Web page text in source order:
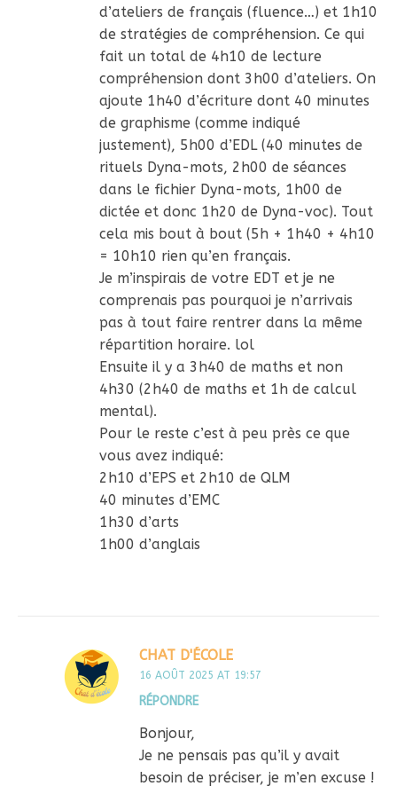
d’ateliers de français (fluence…) et 1h10
de stratégies de compréhension. Ce qui
fait un total de 4h10 de lecture
compréhension dont 3h00 d’ateliers. On
ajoute 1h40 d’écriture dont 40 minutes
de graphisme (comme indiqué
justement), 5h00 d’EDL (40 minutes de
rituels Dyna-mots, 2h00 de séances
dans le fichier Dyna-mots, 1h00 de
dictée et donc 1h20 de Dyna-voc). Tout
cela mis bout à bout (5h + 1h40 + 4h10
= 10h10 rien qu’en français.
Je m’inspirais de votre EDT et je ne
comprenais pas pourquoi je n’arrivais
pas à tout faire rentrer dans la même
répartition horaire. lol
Ensuite il y a 3h40 de maths et non
4h30 (2h40 de maths et 1h de calcul
mental).
Pour le reste c’est à peu près ce que
vous avez indiqué:
2h10 d’EPS et 2h10 de QLM
40 minutes d’EMC
1h30 d’arts
1h00 d’anglais
CHAT D'ÉCOLE
16 AOÛT 2025 AT 19:57
RÉPONDRE
Bonjour,
Je ne pensais pas qu’il y avait
besoin de préciser, je m’en excuse !